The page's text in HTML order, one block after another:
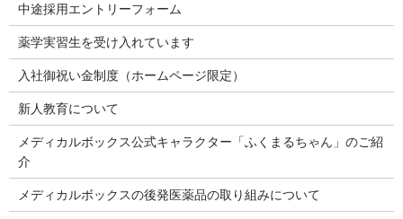
中途採用エントリーフォーム
薬学実習生を受け入れています
入社御祝い金制度（ホームページ限定）
新人教育について
メディカルボックス公式キャラクター「ふくまるちゃん」のご紹
介
メディカルボックスの後発医薬品の取り組みについて